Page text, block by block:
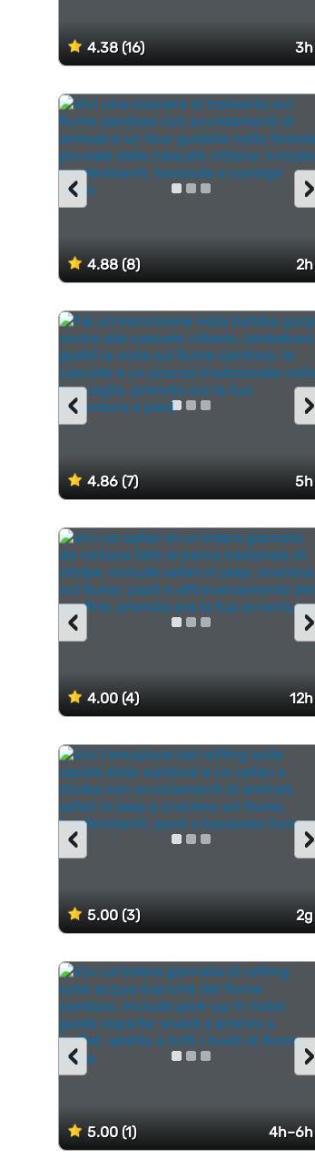
4.38 (16) 3h
4.88 (8) 2h
›
‹
4.86 (7) 5h
›
‹
4.00 (4) 12h
›
‹
5.00 (3) 2g
›
‹
5.00 (1) 4h–6h
›
‹